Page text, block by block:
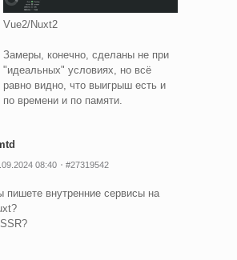
Vue2/Nuxt2
Замеры, конечно, сделаны не при
"идеальных" условиях, но всё
равно видно, что выигрыш есть и
по времени и по памяти.
08:40 #27319542
пишете внутренние сервисы на